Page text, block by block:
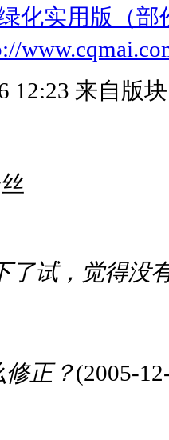
化实用版（部
12:23 来自版
了试，觉得没
修正？(2005-